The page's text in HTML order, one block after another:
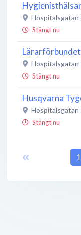
Hospitalsgatan
Stängt nu
Hospitalsgatan
Stängt nu
Husqvarna
Hospitalsgatan
Stängt nu
Hospitalsgatan1